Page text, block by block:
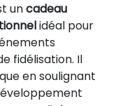
uncadeau
idéal pour
fidélisation. Il
en soulignant